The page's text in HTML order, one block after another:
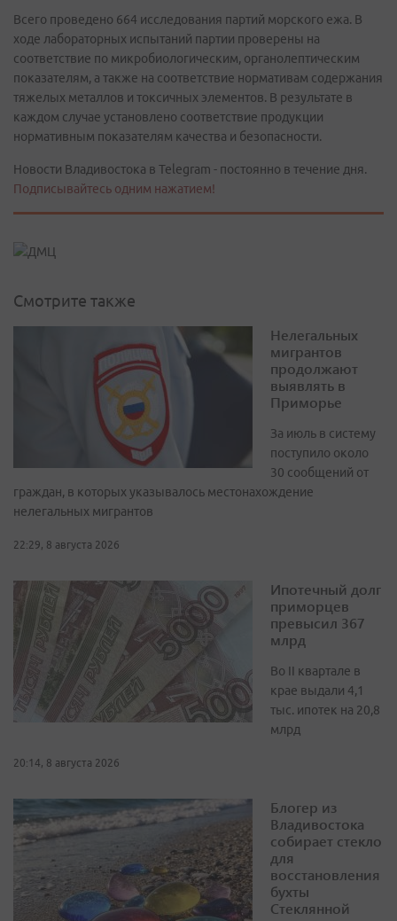
Всего проведено 664 исследования партий морского ежа. В
ходе лабораторных испытаний партии проверены на
соответствие по микробиологическим, органолептическим
показателям, а также на соответствие нормативам содержания
тяжелых металлов и токсичных элементов. В результате в
каждом случае установлено соответствие продукции
нормативным показателям качества и безопасности.
Новости Владивостока в Telegram - постоянно в течение дня.
Подписывайтесь одним нажатием!
Смотрите также
Нелегальных
мигрантов
продолжают
выявлять в
Приморье
За июль в систему
поступило около
30 сообщений от
граждан, в которых указывалось местонахождение
нелегальных мигрантов
22:29, 8 августа 2026
Ипотечный долг
приморцев
превысил 367
млрд
Во II квартале в
крае выдали 4,1
тыс. ипотек на 20,8
млрд
20:14, 8 августа 2026
Блогер из
Владивостока
собирает стекло
для
восстановления
бухты
Стеклянной